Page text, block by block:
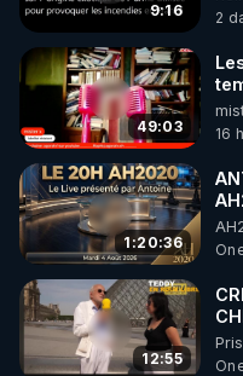
code : REGENERE10
▶ 30 jours gratuit sur
de bien-être ENVOL :
Rendez-vous sur
le code : REGENERE
9:16
?
2
49:03
16
1:20:36
04/
12:55